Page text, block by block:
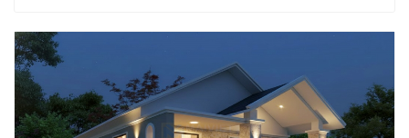
Thứ ba, 24/02/2026